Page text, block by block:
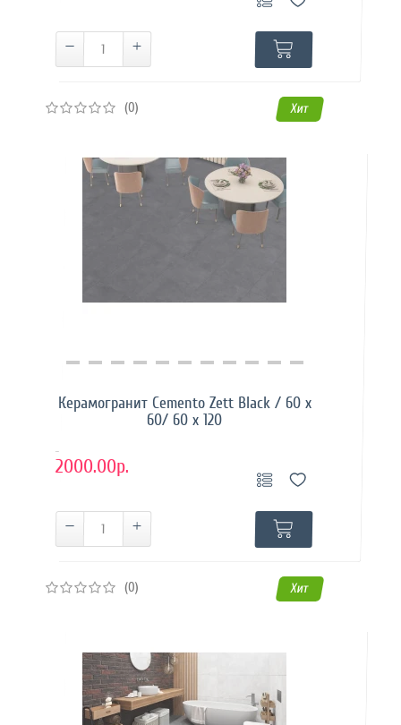
(0) Хит
Купить в 1 клик
Керамогранит Cemento Zett Black / 60 x
60/ 60 x 120
..
2000.00р.
(0) Хит